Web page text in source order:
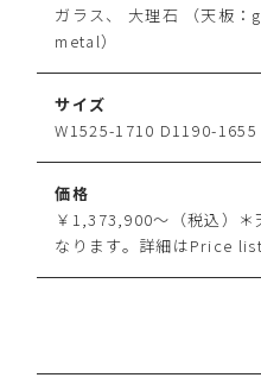
ガラス、 大理石 （天板：
metal）
サイズ
W1525-1710 D1190-1655
価格
￥1,373,900～（税込）＊
なります。詳細はPrice list